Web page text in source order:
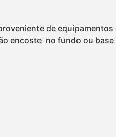
de equipamentos
encoste no fundo ou